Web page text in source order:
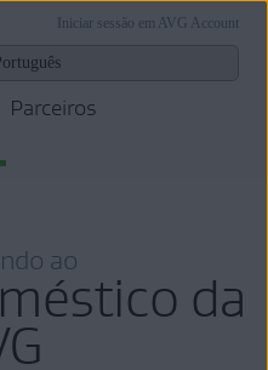
Iniciar sessão em AVG Account
Parceiros
ao
da